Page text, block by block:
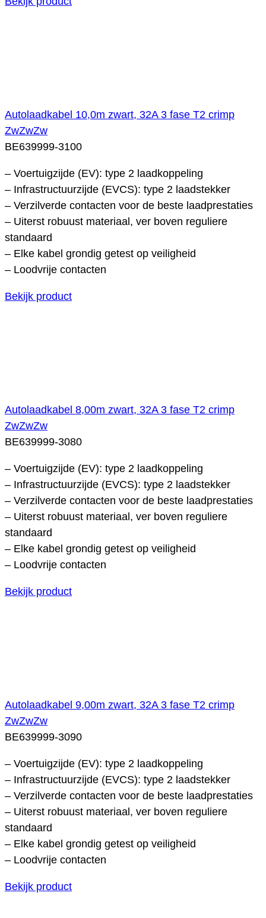
Autolaadkabel 10,0m zwart, 32A 3 fase T2 crimp
ZwZwZw
BE639999-3100
– Voertuigzijde (EV): type 2 laadkoppeling
– Infrastructuurzijde (EVCS): type 2 laadstekker
– Verzilverde contacten voor de beste laadprestaties
– Uiterst robuust materiaal, ver boven reguliere
standaard
– Elke kabel grondig getest op veiligheid
– Loodvrije contacten
Bekijk product
Autolaadkabel 8,00m zwart, 32A 3 fase T2 crimp
ZwZwZw
BE639999-3080
– Voertuigzijde (EV): type 2 laadkoppeling
– Infrastructuurzijde (EVCS): type 2 laadstekker
– Verzilverde contacten voor de beste laadprestaties
– Uiterst robuust materiaal, ver boven reguliere
standaard
– Elke kabel grondig getest op veiligheid
– Loodvrije contacten
Bekijk product
Autolaadkabel 9,00m zwart, 32A 3 fase T2 crimp
ZwZwZw
BE639999-3090
– Voertuigzijde (EV): type 2 laadkoppeling
– Infrastructuurzijde (EVCS): type 2 laadstekker
– Verzilverde contacten voor de beste laadprestaties
– Uiterst robuust materiaal, ver boven reguliere
standaard
– Elke kabel grondig getest op veiligheid
– Loodvrije contacten
Bekijk product